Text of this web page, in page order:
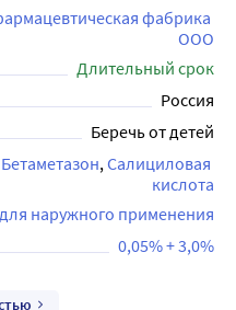
фабрика
ООО
Длительный срок
Россия
Беречь от детей
Бетаметазон Салициловая
кислота
наружного применения
0,05% + 3,0%